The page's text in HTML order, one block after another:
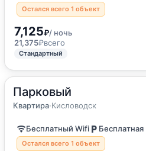
Остался всего 1 объект
7,125₽/ ночь
21,375₽всего
Стандартный
Парковый
Квартира·Кисловодск
50м2·до 5 гостей
Квартира
Бесплатный Wifi Бесплатная
Остался всего 1 объект